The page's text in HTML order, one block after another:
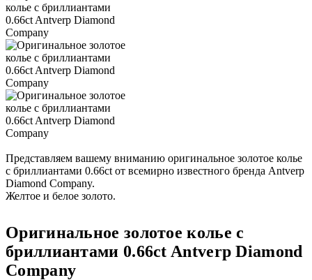
Оригинальное золотое колье с
бриллиантами 0.66ct Antverp Diamond
Company
Представляем вашему вниманию оригинальное золотое колье
с бриллиантами 0.66ct от всемирно известного бренда Antverp
Diamond Company.
Желтое и белое золото.